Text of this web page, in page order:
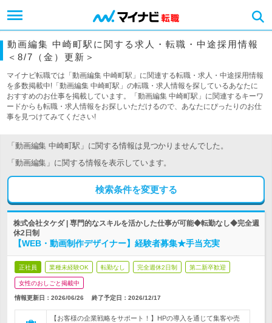
動画編集 中崎町駅に関する求人・転職・中途採用情報
＜8/7（金）更新＞
マイナビ転職では「動画編集 中崎町駅」に関連する転職・求人・中途採用情報
を多数掲載中!「動画編集 中崎町駅」の転職・求人情報を探しているあなたに
おすすめのお仕事を掲載しています。「動画編集 中崎町駅」に関連するキーワ
ードからも転職・求人情報をお探しいただけるので、あなたにぴったりのお仕
事を見つけてみてください!
「動画編集 中崎町駅」に関する情報は見つかりませんでした。
「動画編集」に関する情報を表示しています。
検索条件を変更する
株式会社タケダ | 専門的なスキルを活かした仕事が可能◆転勤なし◆完全週
休2日制
【WEB・動画制作デザイナー】経験者募集★手当充実
正社員 業種未経験OK 転勤なし 完全週休2日制 第二新卒歓迎
女性のおしごと掲載中
情報更新日：2026/06/26 終了予定日： 2026/12/17
【お客様の企業戦略をサポート！】HPの導入を通じて集客や売